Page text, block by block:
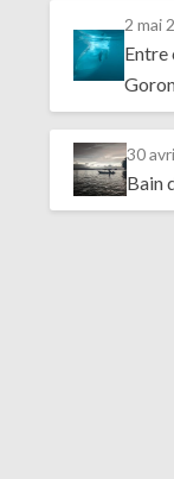
2 mai
Entre
30
Bain